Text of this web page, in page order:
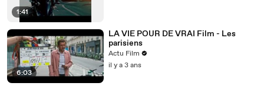
1:41
6:03
LA VIE POUR DE VRAI Film - Les
parisiens
Actu Film
il y a 3 ans